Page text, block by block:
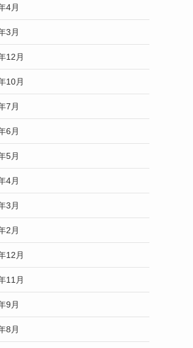
4月
3月
12月
10月
7月
6月
5月
4月
3月
2月
12月
11月
9月
8月